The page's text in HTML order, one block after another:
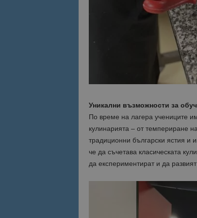
Уникални възможности за
По време на лагера учениците
кулинарията – от темпериране
традиционни български ястия и
че да съчетава класическата
да експериментират и да развият